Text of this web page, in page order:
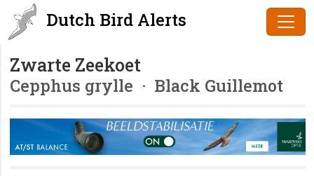
Dutch Bird Alerts
Zwarte Zeekoet
Cepphus grylle · Black Guillemot